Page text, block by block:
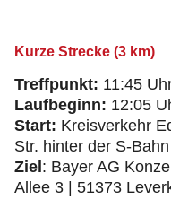
Kurze Strecke (3 km)
Treffpunkt: 11:45
Laufbeginn: 12:05
Start: Kreisverkehr
Str. hinter der S-
Ziel : Bayer AG
Allee 3 | 51373